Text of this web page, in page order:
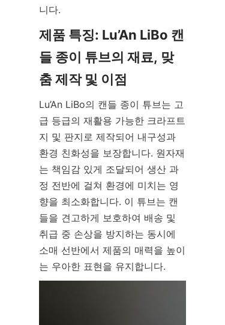
니다.
제품 특징: Lu’An LiBo 캔
들 종이 튜브의 재료, 맞
Lu’An LiBo의 캔들 종이 튜브는 고
급 등급의 재활용 가능한 크라프트
지 및 판지로 제작되어 내구성과
환경 친화성을 보장합니다. 원자재
는 책임감 있게 조달되어 생산 과
정 전반에 걸쳐 환경에 미치는 영
향을 최소화합니다. 이 튜브는 캔
들을 견고하게 보호하여 배송 및
취급 중 손상을 방지하는 동시에
소매 선반에서 제품의 매력을 높이
는 우아한 표현을 유지합니다.